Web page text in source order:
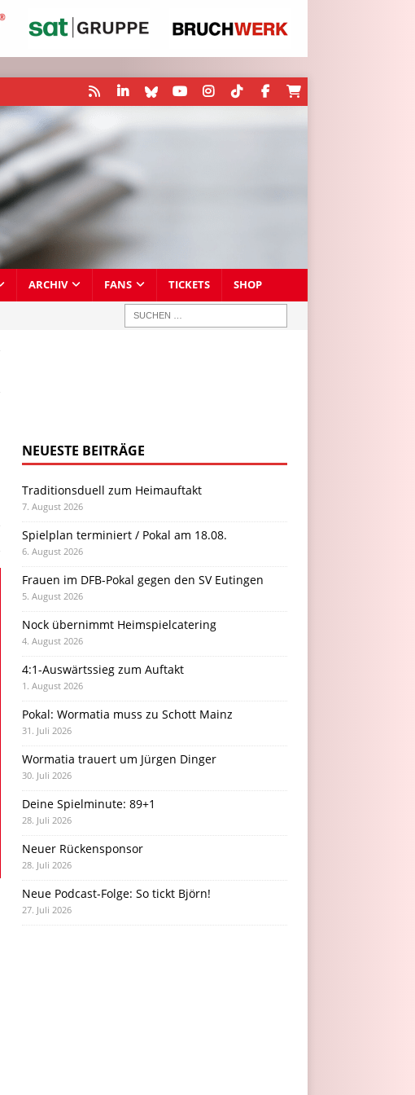
ARCHIV FANS TICKETS SHOP
NEUESTE BEITRÄGE
Traditionsduell zum Heimauftakt
7. August 2026
Spielplan terminiert / Pokal am 18.08.
6. August 2026
Frauen im DFB-Pokal gegen den SV Eutingen
5. August 2026
Nock übernimmt Heimspielcatering
4. August 2026
4:1-Auswärtssieg zum Auftakt
1. August 2026
Pokal: Wormatia muss zu Schott Mainz
31. Juli 2026
Wormatia trauert um Jürgen Dinger
30. Juli 2026
Deine Spielminute: 89+1
28. Juli 2026
Neuer Rückensponsor
28. Juli 2026
Neue Podcast-Folge: So tickt Björn!
27. Juli 2026